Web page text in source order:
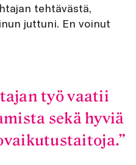
tehtävästä,
juttuni. En voinut
työ vaatii
sekä hyviä